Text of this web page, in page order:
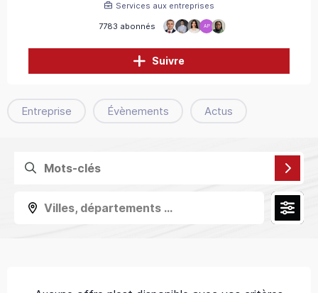
7783 abonnés AP
Services aux entreprises
Suivre
Entreprise Évènements Actus
Villes, départements ...